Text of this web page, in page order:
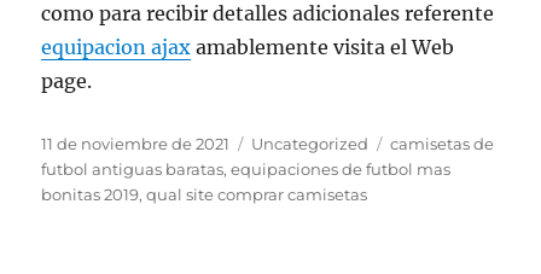
como para recibir detalles adicionales referente
equipacion ajax amablemente visita el Web
page.
Publicado
el
11 de noviembre de 2021 Categorías
Uncategorized Etiquetas
camisetas de
futbol antiguas baratas,equipaciones de futbol mas
bonitas 2019,qual site comprar camisetas